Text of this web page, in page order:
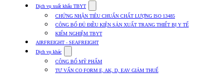
Dịch vụ xuất khẩu TBYT
submenu
for
Dịch
vụ
xuất
TBYT
CHỨNG NHẬN TIÊU CHUẨN CHẤT LƯỢNG ISO 13485
CÔNG BỐ ĐỦ ĐIỀU KIỆN SẢN XUẤT TRANG THIẾT BỊ Y TẾ
KIỂM NGHIỆM TBYT
AIRFREIGHT - SEAFREIGHT
Dịch vụ khác
submenu
for
Dịch
CÔNG BỐ MỸ PHẨM
TƯ VẤN CO FORM E, AK, D, EAV GIẢM THUẾ